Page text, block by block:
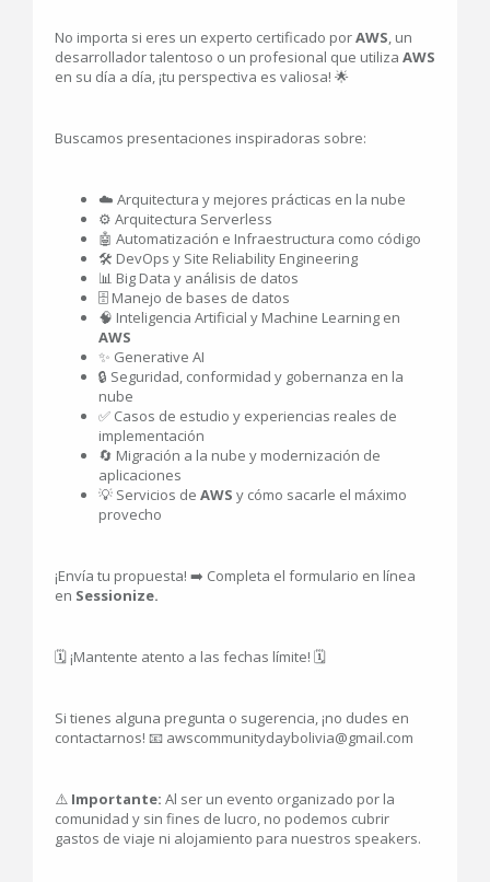
No importa si eres un experto certificado porAWS, un
desarrollador talentoso o un profesional que utiliza AWS
en su día a día, ¡tu perspectiva es valiosa! 🌟
Buscamos presentaciones inspiradoras sobre:
☁️ Arquitectura y mejores prácticas en la nube
⚙️ Arquitectura Serverless
🤖 Automatización e Infraestructura como código
🛠️ DevOps y Site Reliability Engineering
📊 Big Data y análisis de datos
🗄️ Manejo de bases de datos
🧠 Inteligencia Artificial y Machine Learning en
AWS
✨ Generative AI
🔒 Seguridad, conformidad y gobernanza en la
nube
✅ Casos de estudio y experiencias reales de
implementación
🔄 Migración a la nube y modernización de
aplicaciones
💡 Servicios de AWS y cómo sacarle el máximo
provecho
¡Envía tu propuesta! ➡️ Completa el formulario en línea
en Sessionize.
🗓️ ¡Mantente atento a las fechas límite! 🗓️
Si tienes alguna pregunta o sugerencia, ¡no dudes en
contactarnos! 📧 awscommunitydaybolivia@gmail.com
⚠️ Importante: Al ser un evento organizado por la
comunidad y sin fines de lucro, no podemos cubrir
gastos de viaje ni alojamiento para nuestros speakers.